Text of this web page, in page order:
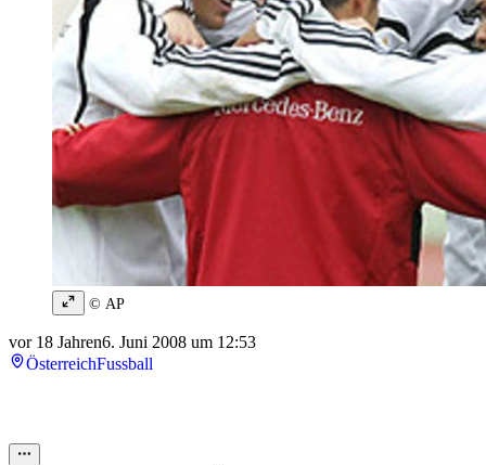
© AP
vor 18 Jahren6. Juni 2008 um 12:53
ÖsterreichFussball